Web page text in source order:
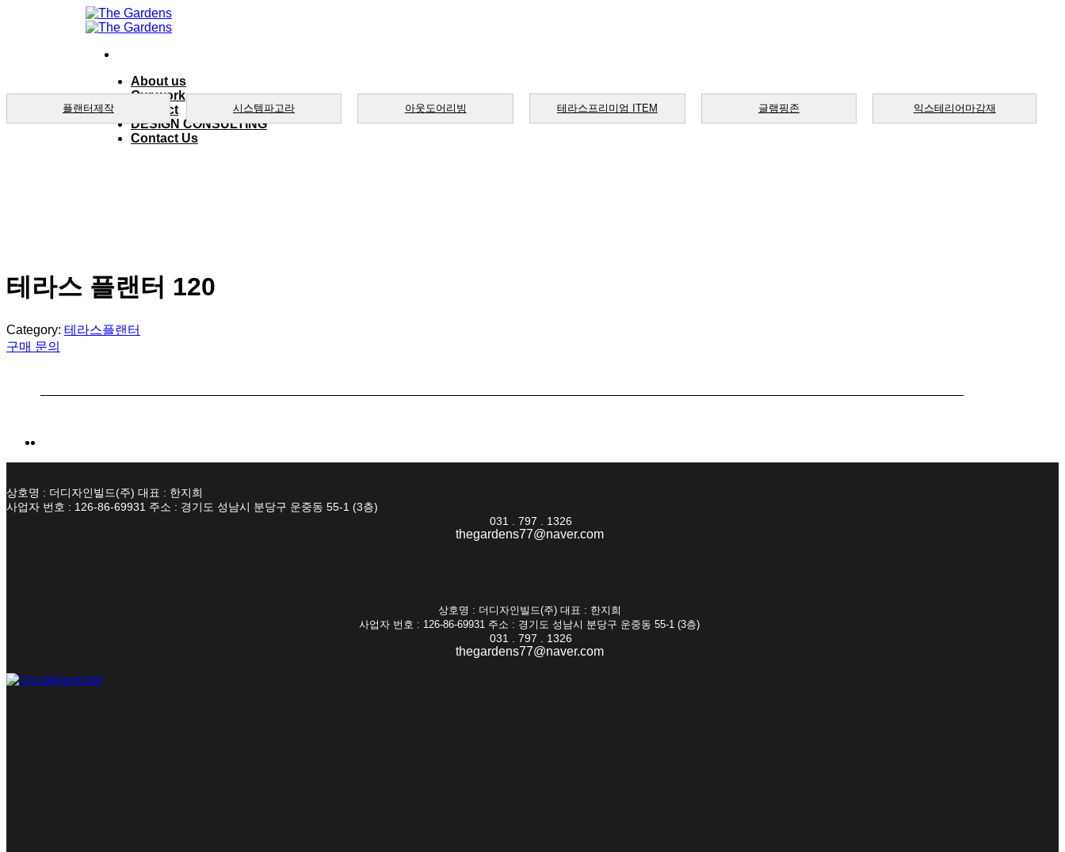
About us
Our work
product
DESIGN CONSULTING
Contact Us
플랜터제작 시스템파고라 아웃도어리빙 테라스프리미엄 ITEM 글램핑존 익스테리어마감재
테라스 플랜터 120
Category: 테라스플랜터
구매 문의
상호명 : 더디자인빌드(주) 대표 : 한지희
사업자 번호 : 126-86-69931 주소 : 경기도 성남시 분당구 운중동 55-1 (3층)
031 . 797 . 1326
thegardens77@naver.com
상호명 : 더디자인빌드(주) 대표 : 한지희
사업자 번호 : 126-86-69931 주소 : 경기도 성남시 분당구 운중동 55-1 (3층)
031 . 797 . 1326
thegardens77@naver.com